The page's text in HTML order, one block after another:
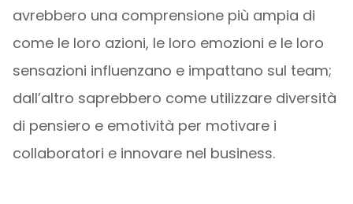
avrebbero una comprensione più ampia di
come le loro azioni, le loro emozioni e le loro
sensazioni influenzano e impattano sul team;
dall’altro saprebbero come utilizzare diversità
di pensiero e emotività per motivare i
collaboratori e innovare nel business.